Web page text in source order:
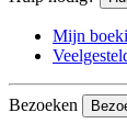
Mijn
Bezoeken